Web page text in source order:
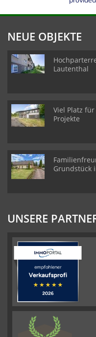
NEUE OBJEKTE
Lautenthal
Viel Platz
Projekte
Grundstück
UNSERE